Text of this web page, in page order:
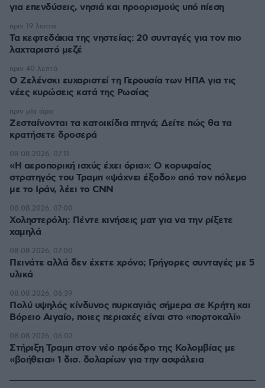
για επενδύσεις, νησιά και προορισμούς υπό πίεση
Τα κεφτεδάκια της νηστείας: 20 συνταγές για τον πιο
λαχταριστό μεζέ
πριν 19 λεπτά
Ο Ζελένσκι ευχαριστεί τη Γερουσία των ΗΠΑ για τις
νέες κυρώσεις κατά της Ρωσίας
πριν 40 λεπτά
Ζεσταίνονται τα κατοικίδια πτηνά; Δείτε πώς θα τα
κρατήσετε δροσερά
πριν μία ώρα
«Η αεροπορική ισχύς έχει όρια»: Ο κορυφαίος
στρατηγός του Τραμπ «ψάχνει έξοδο» από τον πόλεμο
με το Ιράν, λέει το CNN
08.08.2026, 07:11
Χοληστερόλη: Πέντε κινήσεις ματ για να την ρίξετε
χαμηλά
08.08.2026, 07:00
Πεινάτε αλλά δεν έχετε χρόνο; Γρήγορες συνταγές με 5
υλικά
08.08.2026, 07:00
Πολύ υψηλός κίνδυνος πυρκαγιάς σήμερα σε Κρήτη και
Βόρειο Αιγαίο, ποιες περιοχές είναι στο «πορτοκαλί»
08.08.2026, 06:39
Στήριξη Τραμπ στον νέο πρόεδρο της Κολομβίας με
«βοήθεια» 1 δισ. δολαρίων για την ασφάλεια
08.08.2026, 06:02